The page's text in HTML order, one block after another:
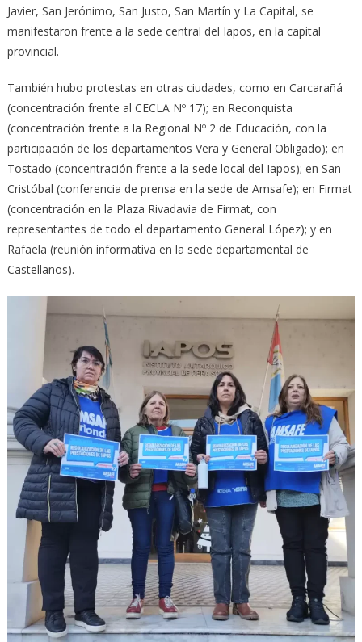
Javier, San Jerónimo, San Justo, San Martín y La Capital, se
manifestaron frente a la sede central del Iapos, en la capital
provincial.
También hubo protestas en otras ciudades, como en Carcarañá
(concentración frente al CECLA Nº 17); en Reconquista
(concentración frente a la Regional Nº 2 de Educación, con la
participación de los departamentos Vera y General Obligado); en
Tostado (concentración frente a la sede local del Iapos); en San
Cristóbal (conferencia de prensa en la sede de Amsafe); en Firmat
(concentración en la Plaza Rivadavia de Firmat, con
representantes de todo el departamento General López); y en
Rafaela (reunión informativa en la sede departamental de
Castellanos).